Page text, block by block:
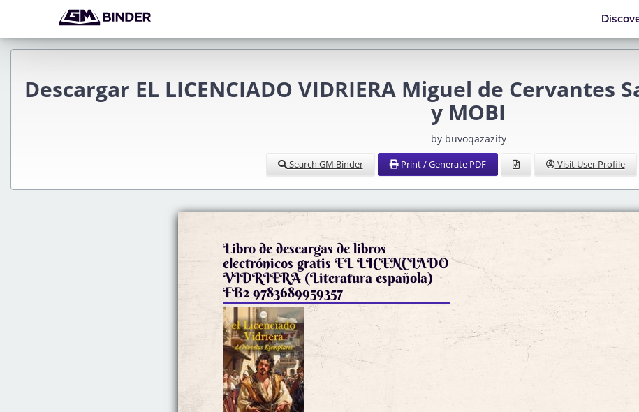
Descargar EL LICENCIADO VIDRIERA Miguel de Cervantes
y MOBI
by buvoqazazity
Search GM Binder Print / Generate PDF Visit User Profile
Libro de descargas de libros
electrónicos gratis EL LICENCIADO
VIDRIERA (Literatura española)
FB2 9783689959357